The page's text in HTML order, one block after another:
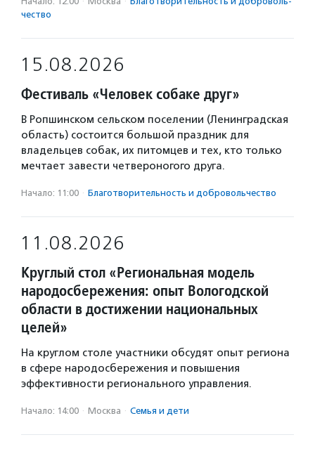
чест­во
15.08.2026
Фестиваль «Человек собаке друг»
В Ропшинском сельском поселении (Ленинградская
область) состоится большой праздник для
владельцев собак, их питомцев и тех, кто только
мечтает завести четвероногого друга.
Начало: 11:00 · Благотвори­тель­ность и доброволь­чест­во
11.08.2026
Круглый стол «Региональная модель
народосбережения: опыт Вологодской
области в достижении национальных
целей»
На круглом столе участники обсудят опыт региона
в сфере народосбережения и повышения
эффективности регионального управления.
Начало: 14:00 · Москва · Семья и дети